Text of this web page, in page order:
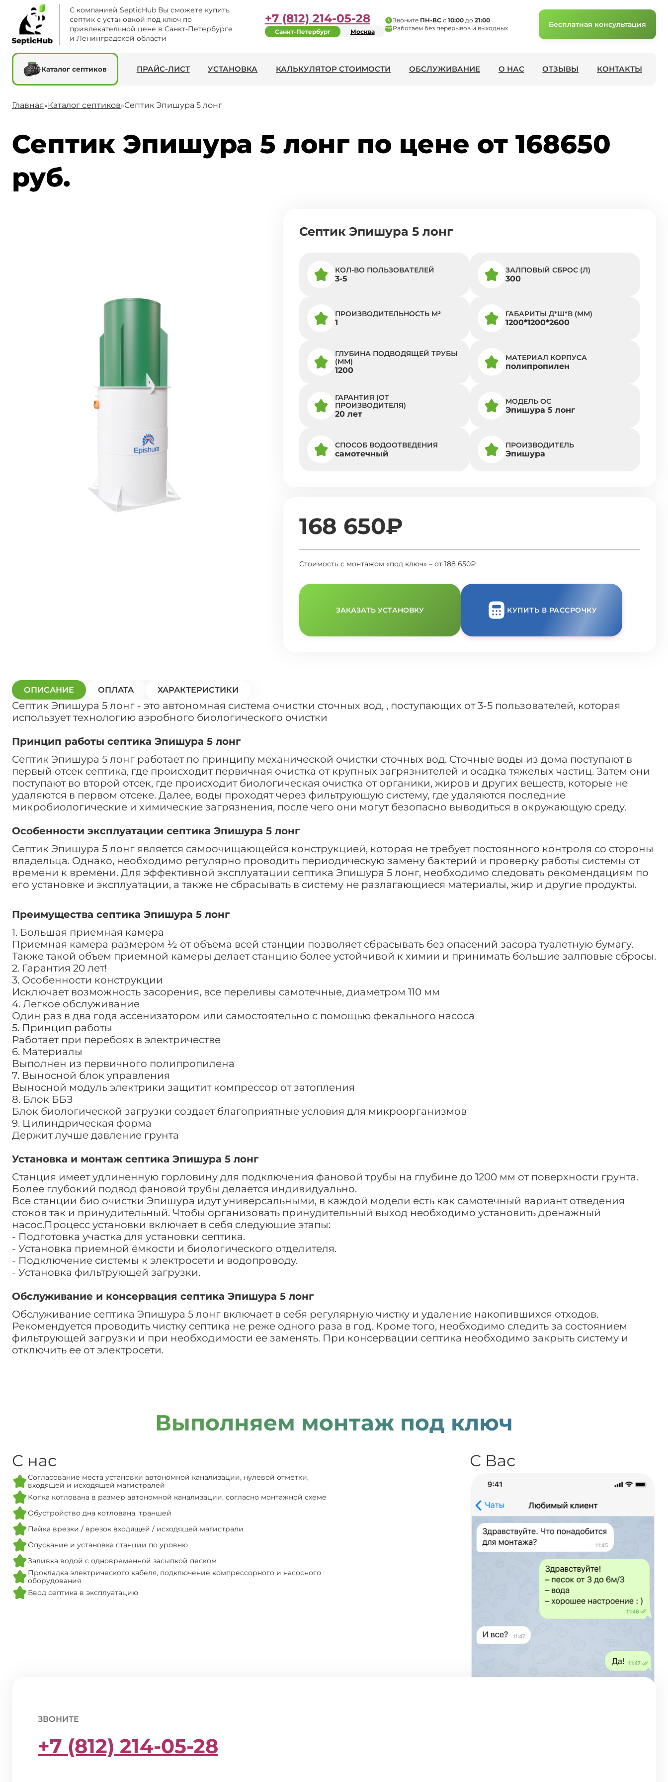
С компанией SepticHub Вы сможете купить
септик с установкой под ключ по
привлекательной цене в Санкт-Петербурге
и Ленинградской области
+7 (812) 214-05-28
Санкт-Петербург Москва
Звоните ПН-ВСс 10:00до 21:00
Работаем без перерывов и выходных
Бесплатная консультация
Каталог септиков ПРАЙС-ЛИСТ УСТАНОВКА КАЛЬКУЛЯТОР СТОИМОСТИ ОБСЛУЖИВАНИЕ О НАС ОТЗЫВЫ КОНТАКТЫ
Главная»Каталог септиков»Септик Эпишура 5 лонг
Септик Эпишура 5 лонг по цене от 168650
руб.
Септик Эпишура 5 лонг
КОЛ-ВО ПОЛЬЗОВАТЕЛЕЙ
3-5
ЗАЛПОВЫЙ СБРОС (Л)
300
ПРОИЗВОДИТЕЛЬНОСТЬ M³
1
ГАБАРИТЫ Д*Ш*В (ММ)
1200*1200*2600
ГЛУБИНА ПОДВОДЯЩЕЙ ТРУБЫ
(ММ)
1200
МАТЕРИАЛ КОРПУСА
полипропилен
ГАРАНТИЯ (ОТ
ПРОИЗВОДИТЕЛЯ)
20 лет
МОДЕЛЬ ОС
Эпишура 5 лонг
СПОСОБ ВОДООТВЕДЕНИЯ
самотечный
ПРОИЗВОДИТЕЛЬ
Эпишура
168 650₽
Стоимость с монтажом «под ключ» – от 188 650₽
ЗАКАЗАТЬ УСТАНОВКУ КУПИТЬ В РАССРОЧКУ
ОПИСАНИЕ ОПЛАТА ХАРАКТЕРИСТИКИ
Септик Эпишура 5 лонг - это автономная система очистки сточных вод, , поступающих от 3-5 пользователей, которая
использует технологию аэробного биологического очистки
Принцип работы септика Эпишура 5 лонг
Септик Эпишура 5 лонг работает по принципу механической очистки сточных вод. Сточные воды из дома поступают в
первый отсек септика, где происходит первичная очистка от крупных загрязнителей и осадка тяжелых частиц. Затем они
поступают во второй отсек, где происходит биологическая очистка от органики, жиров и других веществ, которые не
удаляются в первом отсеке. Далее, воды проходят через фильтрующую систему, где удаляются последние
микробиологические и химические загрязнения, после чего они могут безопасно выводиться в окружающую среду.
Особенности эксплуатации септика Эпишура 5 лонг
Септик Эпишура 5 лонг является самоочищающейся конструкцией, которая не требует постоянного контроля со стороны
владельца. Однако, необходимо регулярно проводить периодическую замену бактерий и проверку работы системы от
времени к времени. Для эффективной эксплуатации септика Эпишура 5 лонг, необходимо следовать рекомендациям по
его установке и эксплуатации, а также не сбрасывать в систему не разлагающиеся материалы, жир и другие продукты.
Преимущества септика Эпишура 5 лонг
1. Большая приемная камера
Приемная камера размером ½ от объема всей станции позволяет сбрасывать без опасений засора туалетную бумагу.
Также такой объем приемной камеры делает станцию более устойчивой к химии и принимать большие залповые сбросы.
2. Гарантия 20 лет!
3. Особенности конструкции
Исключает возможность засорения, все переливы самотечные, диаметром 110 мм
4. Легкое обслуживание
Один раз в два года ассенизатором или самостоятельно с помощью фекального насоса
5. Принцип работы
Работает при перебоях в электричестве
6. Материалы
Выполнен из первичного полипропилена
7. Выносной блок управления
Выносной модуль электрики защитит компрессор от затопления
8. Блок ББЗ
Блок биологической загрузки создает благоприятные условия для микроорганизмов
9. Цилиндрическая форма
Держит лучше давление грунта
Установка и монтаж септика Эпишура 5 лонг
Станция имеет удлиненную горловину для подключения фановой трубы на глубине до 1200 мм от поверхности грунта.
Более глубокий подвод фановой трубы делается индивидуально.
Все станции био очистки Эпишура идут универсальными, в каждой модели есть как самотечный вариант отведения
стоков так и принудительный. Чтобы организовать принудительный выход необходимо установить дренажный
насос.Процесс установки включает в себя следующие этапы:
- Подготовка участка для установки септика.
- Установка приемной ёмкости и биологического отделителя.
- Подключение системы к электросети и водопроводу.
- Установка фильтрующей загрузки.
Обслуживание и консервация септика Эпишура 5 лонг
Обслуживание септика Эпишура 5 лонг включает в себя регулярную чистку и удаление накопившихся отходов.
Рекомендуется проводить чистку септика не реже одного раза в год. Кроме того, необходимо следить за состоянием
фильтрующей загрузки и при необходимости ее заменять. При консервации септика необходимо закрыть систему и
отключить ее от электросети.
Выполняем монтаж под ключ
С нас
Согласование места установки автономной канализации, нулевой отметки,
входящей и исходящей магистралей
Копка котлована в размер автономной канализации, согласно монтажной схеме
Обустройство дна котлована, траншей
Пайка врезки / врезок входящей / исходящей магистрали
Опускание и установка станции по уровню
Заливка водой с одновременной засыпкой песком
Прокладка электрического кабеля, подключение компрессорного и насосного
оборудования
Ввод септика в эксплуатацию
С Вас
ЗВОНИТЕ
+7 (812) 214-05-28